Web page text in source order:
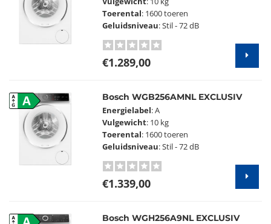
Toerental: 1600 toeren
Geluidsniveau: Stil - 72 dB
€1.289,00
Bosch WGB256AMNL EXCLUSIV
Energielabel: A
Vulgewicht: 10 kg
Toerental: 1600 toeren
Geluidsniveau: Stil - 72 dB
€1.339,00
Bosch WGH256A9NL EXCLUSIV